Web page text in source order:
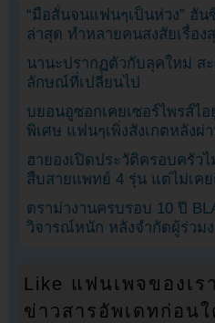
“มือสั่นจนแฟนๆเป็นห่วง” ฮัน
ล่าสุด ทำหลายคนสงสัยเรื่อง
นานะปรากฏตัวกับลุคใหม่ ส
ลักษณ์ที่เปลี่ยนไป
บยอนอูซอกเคยเซอร์ไพรส์ไอ
พิเศษ แฟนๆเพิ่งสังเกตหลังผ่
ฮายองเปิดประวัติครอบครัว
สืบสายแพทย์ 4 รุ่น แต่ไม่เค
ดราม่างานครบรอบ 10 ปี
วิจารณ์หนัก หลังจำกัดผู้ร่วม
Like แฟนเพจของเร
ข่าวสารอัพเดทก่อน